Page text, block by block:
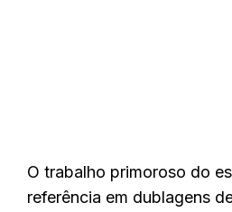
O trabalho primoroso do
referência em dublagens